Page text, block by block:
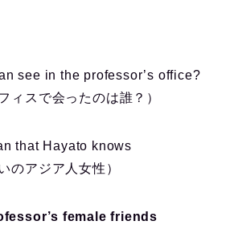
see in the professor’s office?
ィスで会ったのは誰？）
that Hayato knows
のアジア人女性）
female friends